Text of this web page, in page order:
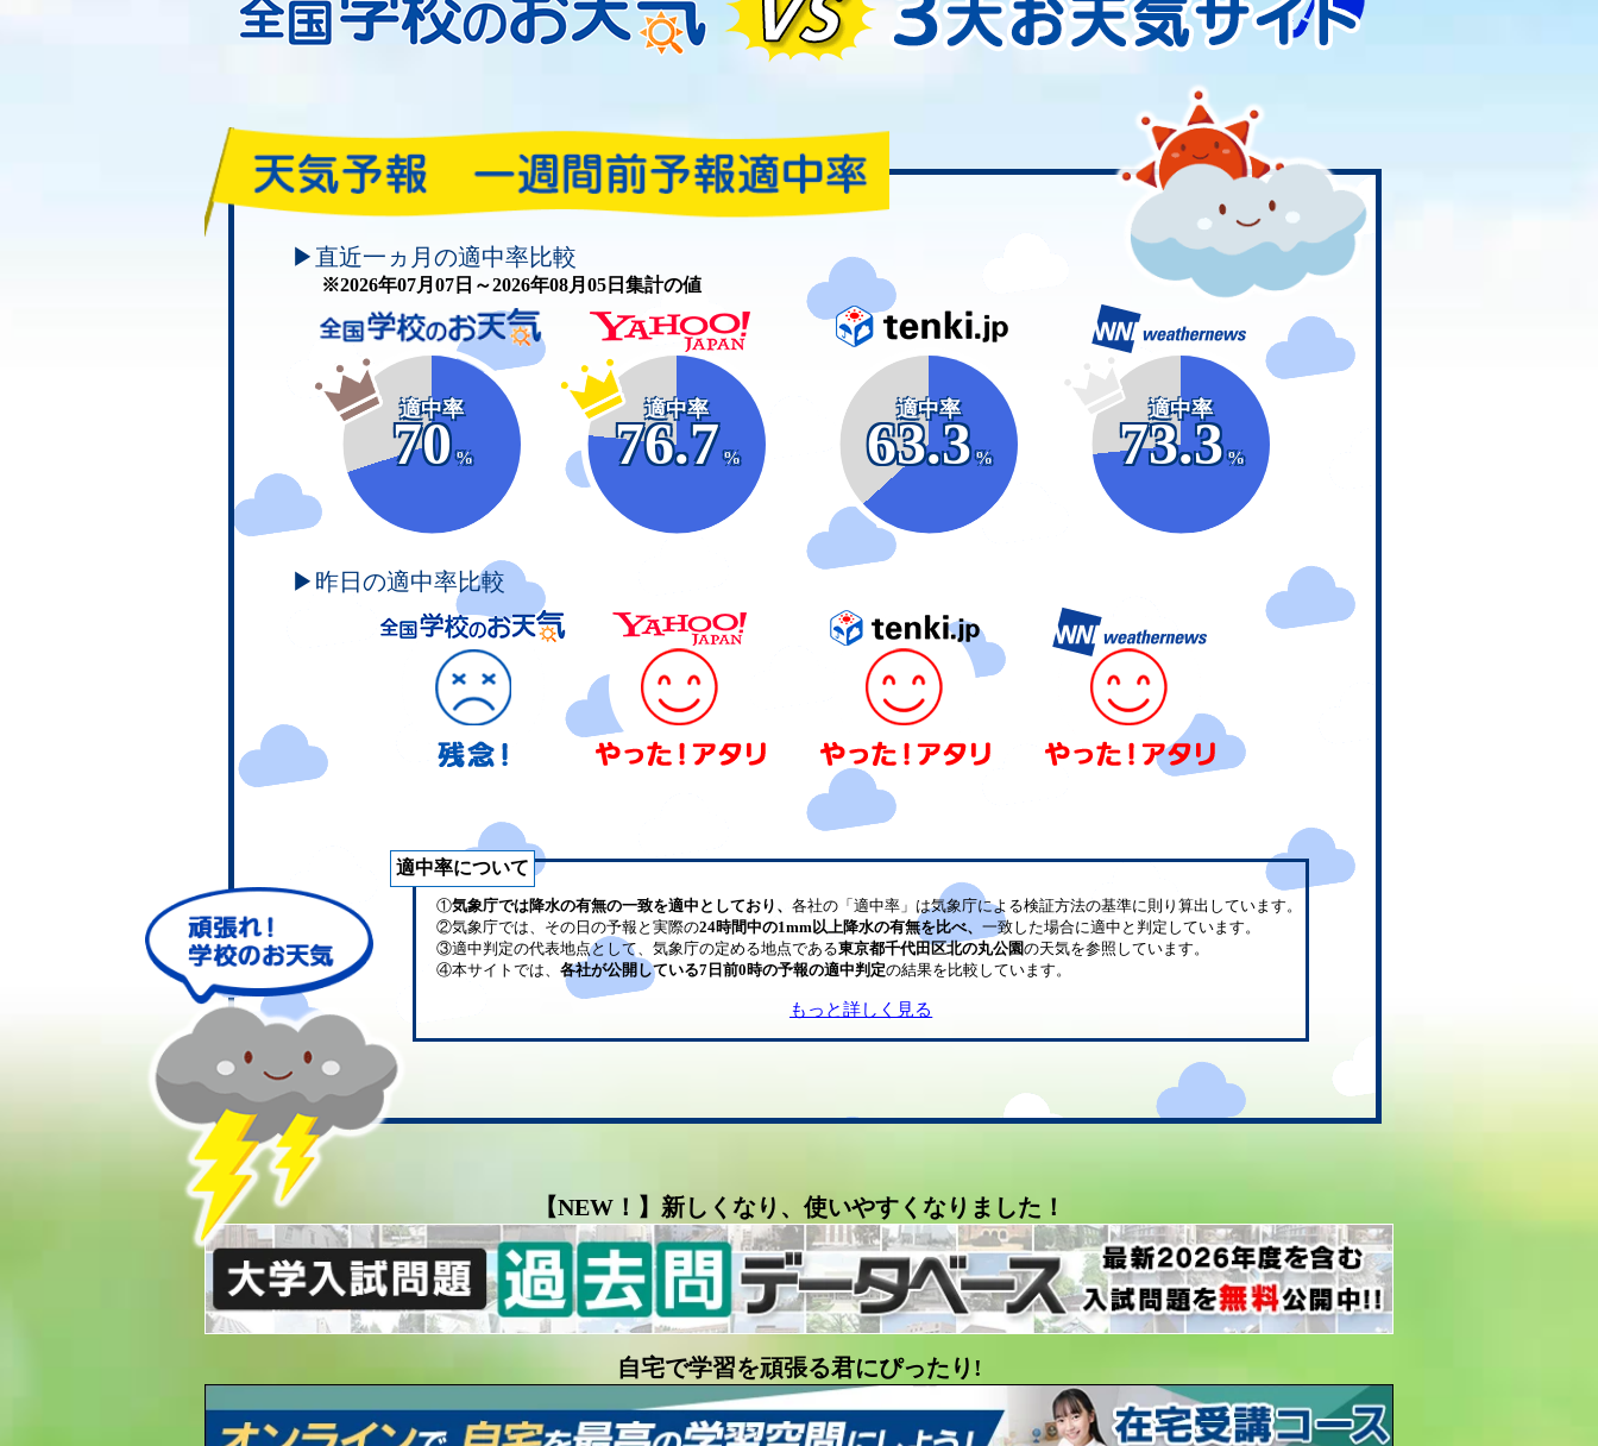
頑張れ！学校のお天気
▶直近一ヵ月の適中率比較
※2026年07月07日～2026年08月05日集計の値
適中率
70
%
適中率
76.7
%
適中率
63.3
%
適中率
73.3
%
▶昨日の適中率比較
適中率について
①気象庁では降水の有無の一致を適中としており、 各社の「適中率」は気象庁による検証方法の基準に則り算出しています。
②気象庁では、その日の予報と実際の24時間中の1mm以上降水の有無を比べ、 一致した場合に適中と判定しています。
③適中判定の代表地点として、気象庁の定める地点である東京都千代田区北の丸公園の天気を参照しています。
④本サイトでは、 各社が公開している7日前0時の予報の適中判定の結果を比較しています。
もっと詳しく見る
【NEW！】新しくなり、使いやすくなりました！
自宅で学習を頑張る君にぴったり!